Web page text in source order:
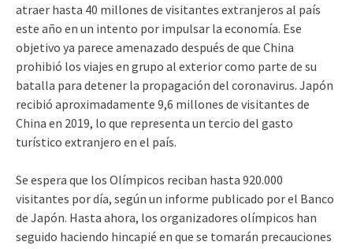
atraer hasta 40 millones de visitantes extranjeros al país
este año en un intento por impulsar la economía. Ese
objetivo ya parece amenazado después de que China
prohibió los viajes en grupo al exterior como parte de su
batalla para detener la propagación del coronavirus. Japón
recibió aproximadamente 9,6 millones de visitantes de
China en 2019, lo que representa un tercio del gasto
turístico extranjero en el país.
Se espera que los Olímpicos reciban hasta 920.000
visitantes por día, según un informe publicado por el Banco
de Japón. Hasta ahora, los organizadores olímpicos han
seguido haciendo hincapié en que se tomarán precauciones